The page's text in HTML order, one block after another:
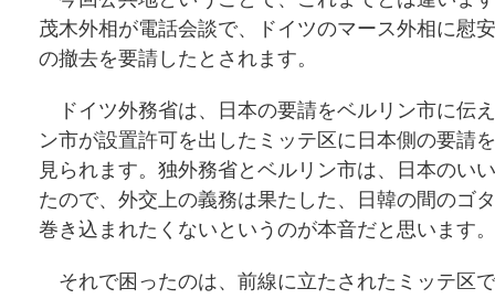
茂木外相が電話会談で、ドイツのマース外相に慰
の撤去を要請したとされます。
ドイツ外務省は、日本の要請をベルリン市に伝
ン市が設置許可を出したミッテ区に日本側の要請
見られます。独外務省とベルリン市は、日本のい
たので、外交上の義務は果たした、日韓の間のゴ
巻き込まれたくないというのが本音だと思います。
それで困ったのは、前線に立たされたミッテ区